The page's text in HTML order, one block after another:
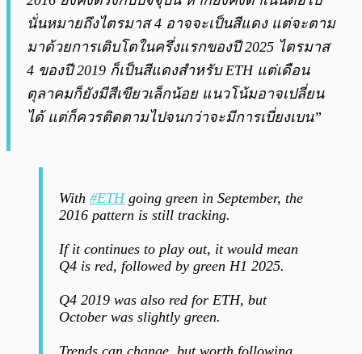
นั่นหมายถึงไตรมาส 4 อาจจะเป็นสีแดง แต่จะตาม
มาด้วยการเติบโตในครึ่งแรกของปี 2025 ไตรมาส
4 ของปี 2019 ก็เป็นสีแดงสำหรับ ETH แต่เดือน
ตุลาคมก็ยังมีสีเขียวเล็กน้อย แนวโน้มอาจเปลี่ยน
ได้ แต่ก็ควรติดตามไปจนกว่าจะมีการเบี่ยงเบน”
With #ETHgoing green in September, the
2016 pattern is still tracking.
If it continues to play out, it would mean
Q4 is red, followed by green H1 2025.
Q4 2019 was also red for ETH, but
October was slightly green.